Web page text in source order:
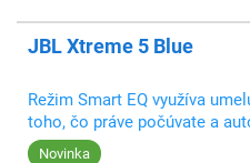
JBL Xtreme 5 Blue
Režim Smart EQ využíva
toho, čo práve počúvate a
reálnom čase
Novinka